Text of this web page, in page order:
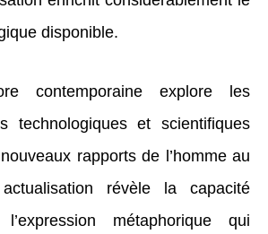
disponible.
contemporaine explore les
technologiques et scientifiques
rapports de l’homme au
révèle la capacité
métaphorique qui